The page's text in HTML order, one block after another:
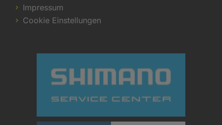
Impressum
Cookie Einstellungen